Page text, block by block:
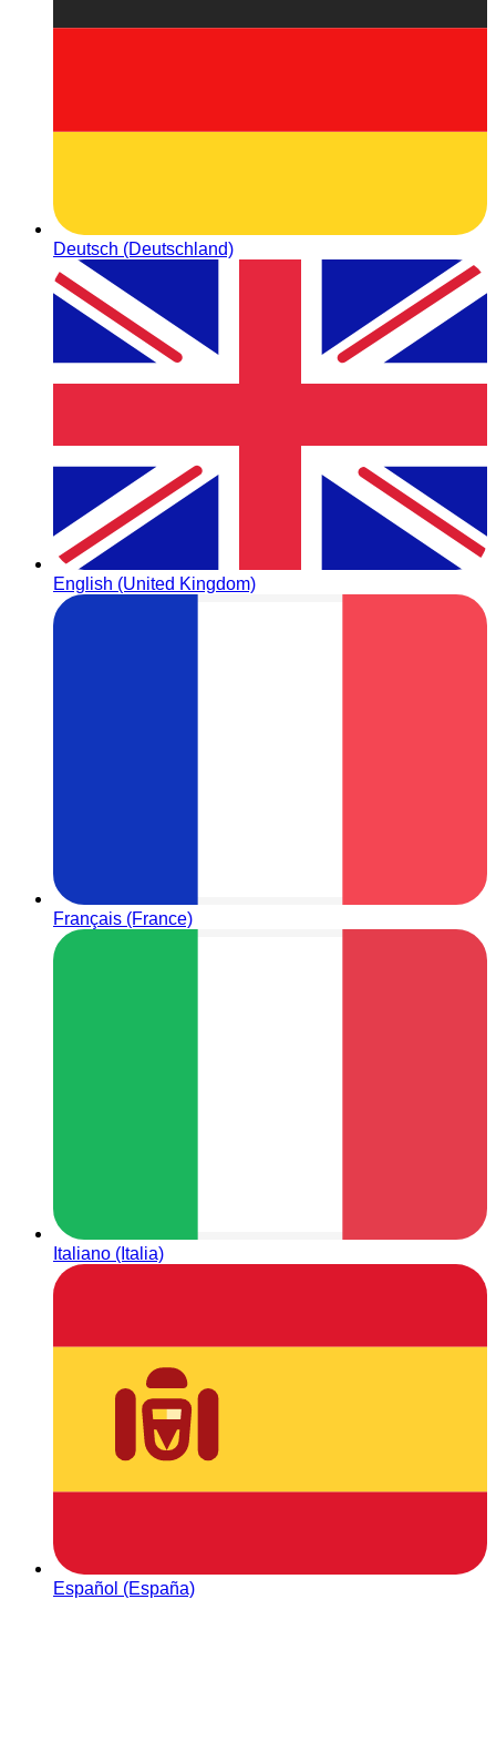
Deutsch (Deutschland)
English (United Kingdom)
Français (France)
Italiano (Italia)
Español (España)